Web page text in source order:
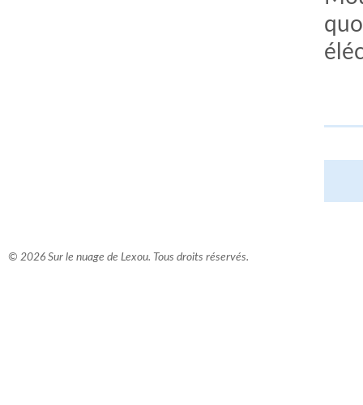
© 2026 Sur le nuage de Lexou. Tous droits réservés.